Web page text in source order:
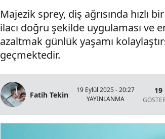
Majezik sprey, diş ağrısında hızlı
ilacı doğru şekilde uygulaması ve
azaltmak günlük yaşamı
geçmektedir.
Fatih Tekin
19 Eylül 2025 - 20:27
YAYINLANMA
19